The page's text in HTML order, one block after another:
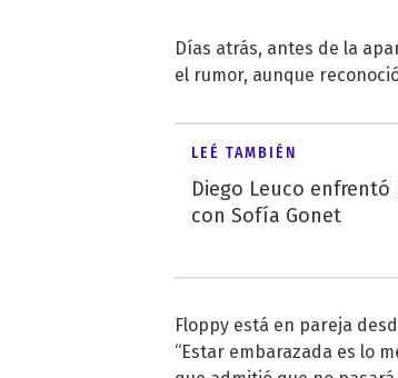
Días atrás, antes de la
el rumor, aunque
LEÉ TAMBIÉN
Diego Leuco
con Sofía Gonet
Floppy está en pareja
“Estar embarazada es lo